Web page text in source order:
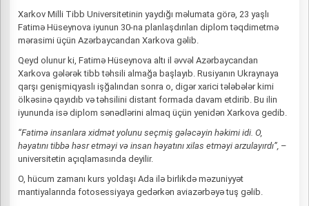
Xarkov Milli Tibb Universitetinin yaydığı məlumata görə, 23 yaşlı
Fatimə Hüseynova iyunun 30-na planlaşdırılan diplom təqdimetmə
mərasimi üçün Azərbaycandan Xarkova gəlib.
Qeyd olunur ki, Fatimə Hüseynova altı il əvvəl Azərbaycandan
Xarkova gələrək tibb təhsili almağa başlayıb. Rusiyanın Ukraynaya
qarşı genişmiqyaslı işğalından sonra o, digər xarici tələbələr kimi
ölkəsinə qayıdıb və təhsilini distant formada davam etdirib. Bu ilin
iyununda isə diplom sənədlərini almaq üçün yenidən Xarkova gedib.
“Fatimə insanlara xidmət yolunu seçmiş gələcəyin həkimi idi. O,
həyatını tibbə həsr etməyi və insan həyatını xilas etməyi arzulayırdı”, –
universitetin açıqlamasında deyilir.
O, hücum zamanı kurs yoldaşı Ada ilə birlikdə məzuniyyət
mantiyalarında fotosessiyaya gedərkən aviazərbəyə tuş gəlib.